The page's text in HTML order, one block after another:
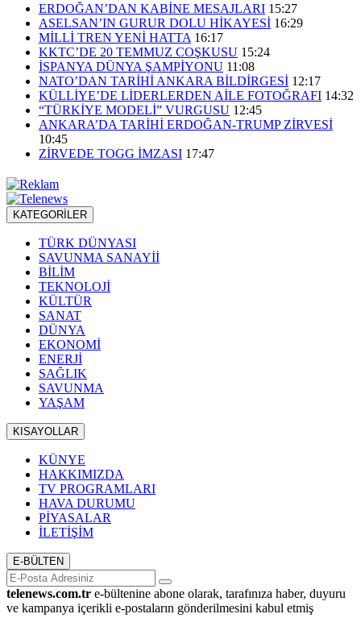
ERDOĞAN’DAN KABİNE MESAJLARI 15:27
ASELSAN’IN GURUR DOLU HİKAYESİ 16:29
MİLLİ TREN YENİ HATTA 16:17
KKTC’DE 20 TEMMUZ COŞKUSU 15:24
İSPANYA DÜNYA ŞAMPİYONU 11:08
NATO’DAN TARİHİ ANKARA BİLDİRGESİ 12:17
KÜLLİYE’DE LİDERLERDEN AİLE FOTOĞRAFI 14:32
“TÜRKİYE MODELİ” VURGUSU 12:45
ANKARA’DA TARİHİ ERDOĞAN-TRUMP ZİRVESİ
10:45
ZİRVEDE TOGG İMZASI 17:47
KATEGORİLER
TÜRK DÜNYASI
SAVUNMA SANAYİİ
BİLİM
TEKNOLOJİ
KÜLTÜR
SANAT
DÜNYA
EKONOMİ
ENERJİ
SAĞLIK
SAVUNMA
YAŞAM
KISAYOLLAR
KÜNYE
HAKKIMIZDA
TV PROGRAMLARI
HAVA DURUMU
PİYASALAR
İLETİŞİM
E-BÜLTEN
telenews.com.tr e-bültenine abone olarak, tarafınıza haber, duyuru
ve kampanya içerikli e-postaların gönderilmesini kabul etmiş